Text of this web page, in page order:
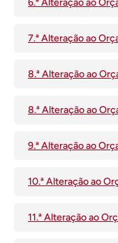
6.ª Alteração ao
7.ª Alteração ao
8.ª Alteração ao
8.ª Alteração ao
9.ª Alteração ao
10.ª Alteração ao
11.ª Alteração ao